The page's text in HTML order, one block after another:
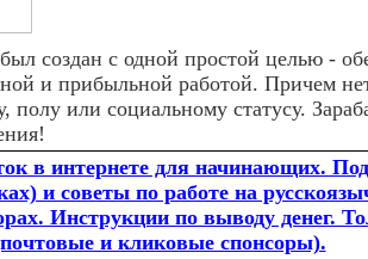
создан с одной простой целью -
и прибыльной работой. Причем
полу или социальному статусу.
в интернете для начинающих.
и советы по работе на
Инструкции по выводу денег.
и кликовые спонсоры).